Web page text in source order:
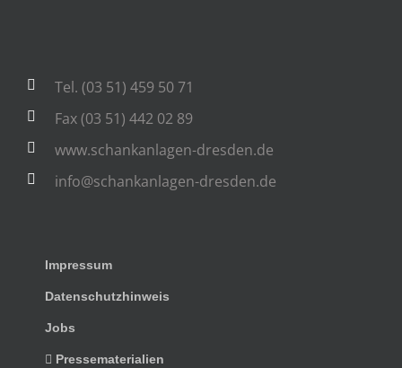
Tel. (03 51) 459 50 71
Fax (03 51) 442 02 89
www.schankanlagen-dresden.de
info@schankanlagen-dresden.de
Impressum
Datenschutzhinweis
Jobs
Pressematerialien